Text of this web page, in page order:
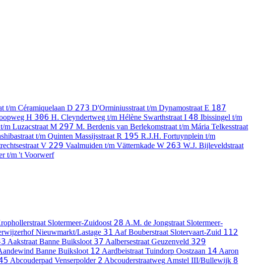
t/m Céramiquelaan D 273 D'Orminiusstraat t/m Dynamostraat E 187
H 306 H. Cleyndertweg t/m Hélène Swarthstraat I 48 Ibissingel t/m
m Luzacstraat M 297 M. Berdenis van Berlekomstraat t/m Mária Telkesstraat
t/m Quinten Massijsstraat R 195 R.J.H. Fortuynplein t/m
V 229 Vaalmuiden t/m Vätternkade W 263 W.J. Bijleveldstraat
t/m 't Voorwerf
Slotermeer-Zuidoost 28 A.M. de Jongstraat Slotermeer-
Nieuwmarkt/Lastage 31 Aaf Bouberstraat Slotervaart-Zuid 112
Aakstraat Banne Buiksloot 37 Aalbersestraat Geuzenveld 329
Banne Buiksloot 12 Aardbeistraat Tuindorp Oostzaan 14 Aaron
Abcouderpad Venserpolder 2 AbcouderstraatwegAmstel III/Bullewijk 8